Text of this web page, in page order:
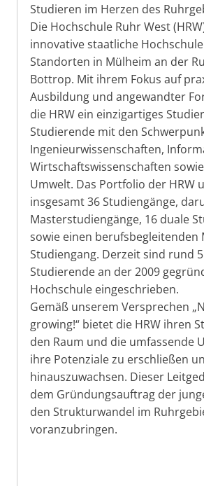
Studieren im Herzen des
Die Hochschule Ruhr West
innovative staatliche
Standorten in Mülheim an der
Bottrop. Mit ihrem Fokus auf
Ausbildung und angewandter
die HRW ein einzigartiges
Studierende mit den
Ingenieurwissenschaften,
Wirtschaftswissenschaften
Umwelt. Das Portfolio der HRW
insgesamt 36 Studiengänge,
Masterstudiengänge, 16 duale
sowie einen berufsbegleitenden
Studiengang. Derzeit sind rund
Studierende an der 2009
Hochschule eingeschrieben.
Gemäß unserem Versprechen
growing!“ bietet die HRW ihren
den Raum und die umfassende
ihre Potenziale zu erschließen
hinauszuwachsen. Dieser
dem Gründungsauftrag der
den Strukturwandel im
voranzubringen.